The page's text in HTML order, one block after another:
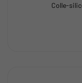
Colle-